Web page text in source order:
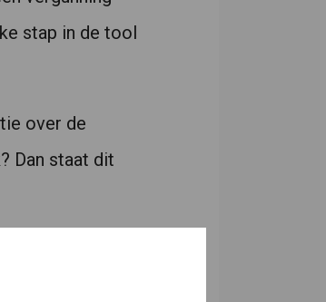
stap in de tool
over de
Dan staat dit